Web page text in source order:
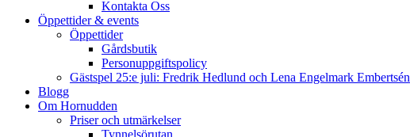
Kontakta Oss
Öppettider & events
Öppettider
Gårdsbutik
Personuppgiftspolicy
Gästspel 25:e juli: Fredrik Hedlund och Lena Engelmark Embertsén
Blogg
Om Hornudden
Priser och utmärkelser
Tynnelsörutan